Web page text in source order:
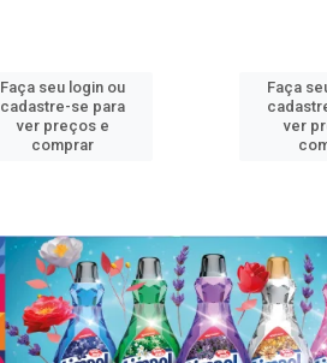
Faça seu login ou
cadastre-se para
ver preços e
comprar
Faça
ver